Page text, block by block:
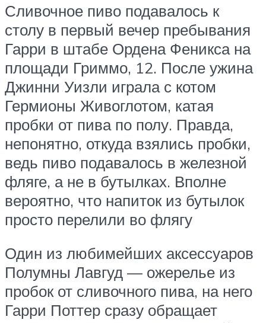
Сливочное пиво подавалось к
столу в первый вечер пребывания
Гарри в штабе Ордена Феникса на
площади Гриммо, 12. После ужина
Джинни Уизли играла с котом
Гермионы Живоглотом, катая
пробки от пива по полу. Правда,
непонятно, откуда взялись пробки,
ведь пиво подавалось в железной
фляге, а не в бутылках. Вполне
вероятно, что напиток из бутылок
просто перелили во флягу
Один из любимейших аксессуаров
Полумны Лавгуд — ожерелье из
пробок от сливочного пива, на него
Гарри Поттер сразу обращает